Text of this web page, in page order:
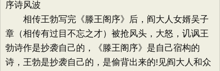
序诗风波
相传王勃写完《滕王阁序》后，阎大人女婿吴子
章（相传有过目不忘之才）被抢风头，大怒，讥讽王
勃诗作是抄袭自己的，《滕王阁序》是自己宿构的
诗，王勃是抄袭自己的，是偷背出来的!见阎大人和众